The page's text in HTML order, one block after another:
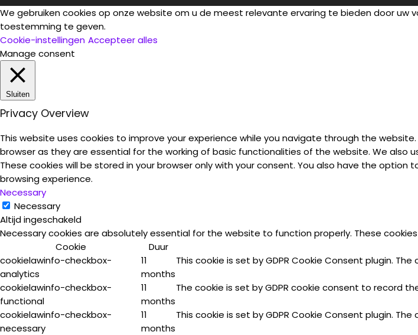
We gebruiken cookies op onze website om u de meest relevante ervaring te bieden door
toestemming te geven.
Cookie-instellingen Accepteer alles
Manage consent
Sluiten
Privacy Overview
This website uses cookies to improve your experience while you navigate through the
browser as they are essential for the working of basic functionalities of the website. We
These cookies will be stored in your browser only with your consent. You also have the
browsing experience.
Necessary
Necessary
Altijd ingeschakeld
Necessary cookies are absolutely essential for the website to function properly. These
Cookie
Duur
cookielawinfo-checkbox-
analytics
11
months
This cookie is set by GDPR Cookie Consent plugin.
cookielawinfo-checkbox-
functional
11
months
The cookie is set by GDPR cookie consent to record
cookielawinfo-checkbox-
necessary
11
months
This cookie is set by GDPR Cookie Consent plugin.